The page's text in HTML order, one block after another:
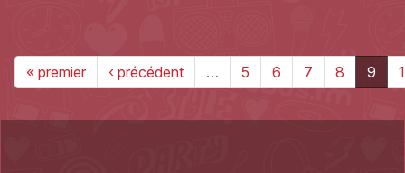
« premier ‹ précédent … 5 6 7 8 9